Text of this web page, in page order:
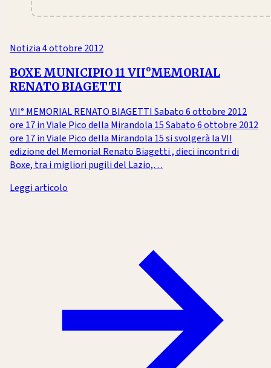
Notizia4 ottobre 2012
BOXE MUNICIPIO 11 VII°MEMORIAL
RENATO BIAGETTI
VII° MEMORIAL RENATO BIAGETTI Sabato 6 ottobre 2012
ore 17 in Viale Pico della Mirandola 15 Sabato 6 ottobre 2012
ore 17 in Viale Pico della Mirandola 15 si svolgerà la VII
edizione del Memorial Renato Biagetti , dieci incontri di
Boxe, tra i migliori pugili del Lazio,…
Leggi articolo